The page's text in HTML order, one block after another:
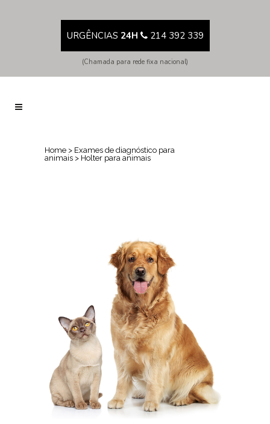
URGÊNCIAS 24H 214 392 339
(Chamada para rede fixa nacional)
Home > Exames de diagnóstico para
animais > Holter para animais